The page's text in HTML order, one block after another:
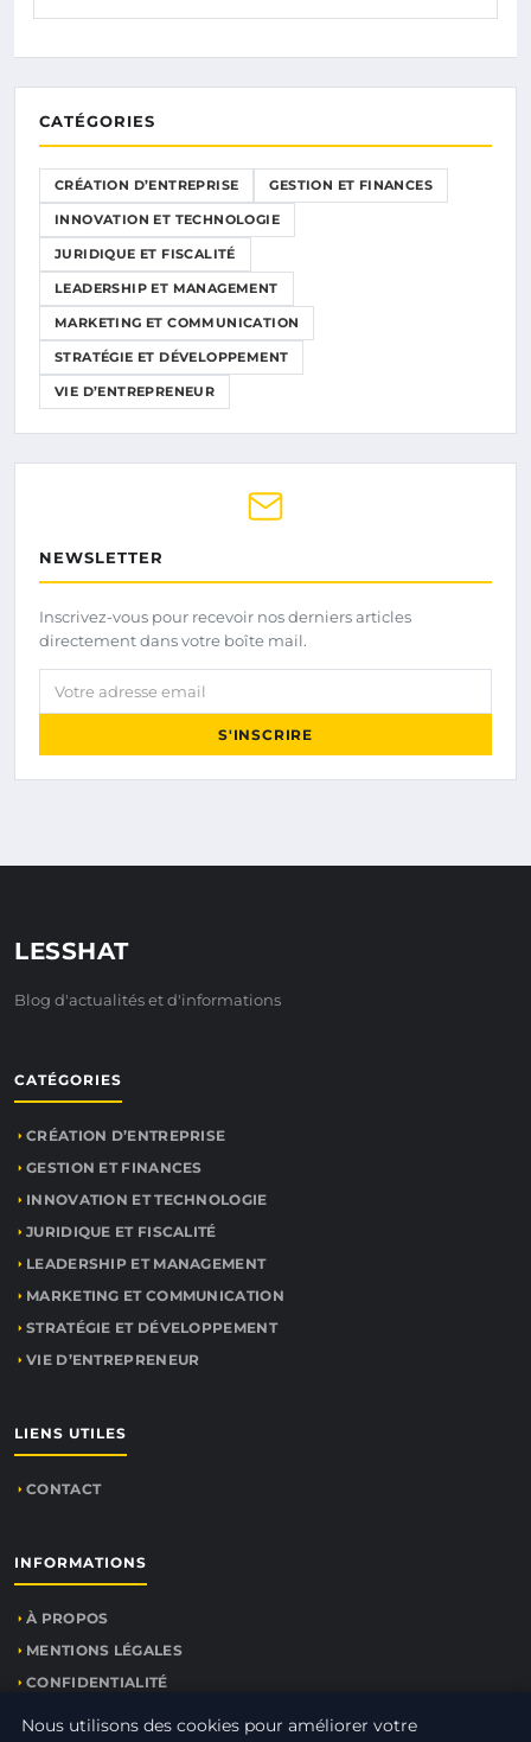
CATÉGORIES
CRÉATION D’ENTREPRISE GESTION ET FINANCES
INNOVATION ET TECHNOLOGIE
JURIDIQUE ET FISCALITÉ
LEADERSHIP ET MANAGEMENT
MARKETING ET COMMUNICATION
STRATÉGIE ET DÉVELOPPEMENT
VIE D’ENTREPRENEUR
NEWSLETTER
Inscrivez-vous pour recevoir nos derniers articles
directement dans votre boîte mail.
Votre adresse email
S'INSCRIRE
LESSHAT
Blog d'actualités et d'informations
CATÉGORIES
CRÉATION D’ENTREPRISE
GESTION ET FINANCES
INNOVATION ET TECHNOLOGIE
JURIDIQUE ET FISCALITÉ
LEADERSHIP ET MANAGEMENT
MARKETING ET COMMUNICATION
STRATÉGIE ET DÉVELOPPEMENT
VIE D’ENTREPRENEUR
LIENS UTILES
CONTACT
INFORMATIONS
À PROPOS
MENTIONS LÉGALES
CONFIDENTIALITÉ
PLAN DU SITE
Nous utilisons des cookies pour améliorer votre